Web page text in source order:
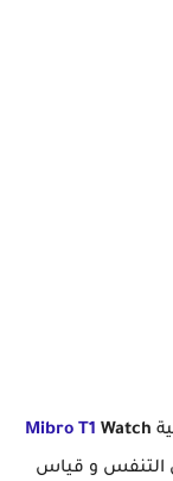
Mibro T1 Watch
التنفس و قياس